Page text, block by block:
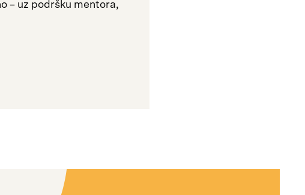
– uz podršku mentora,